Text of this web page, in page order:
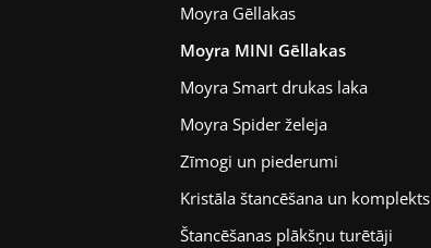
Moyra Gēllakas
Moyra MINI Gēllakas
Moyra Smart drukas laka
Moyra Spider želeja
Zīmogi un piederumi
Kristāla štancēšana un komplekts
Štancēšanas plākšņu turētāji